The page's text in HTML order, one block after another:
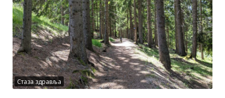
Стаза здравља